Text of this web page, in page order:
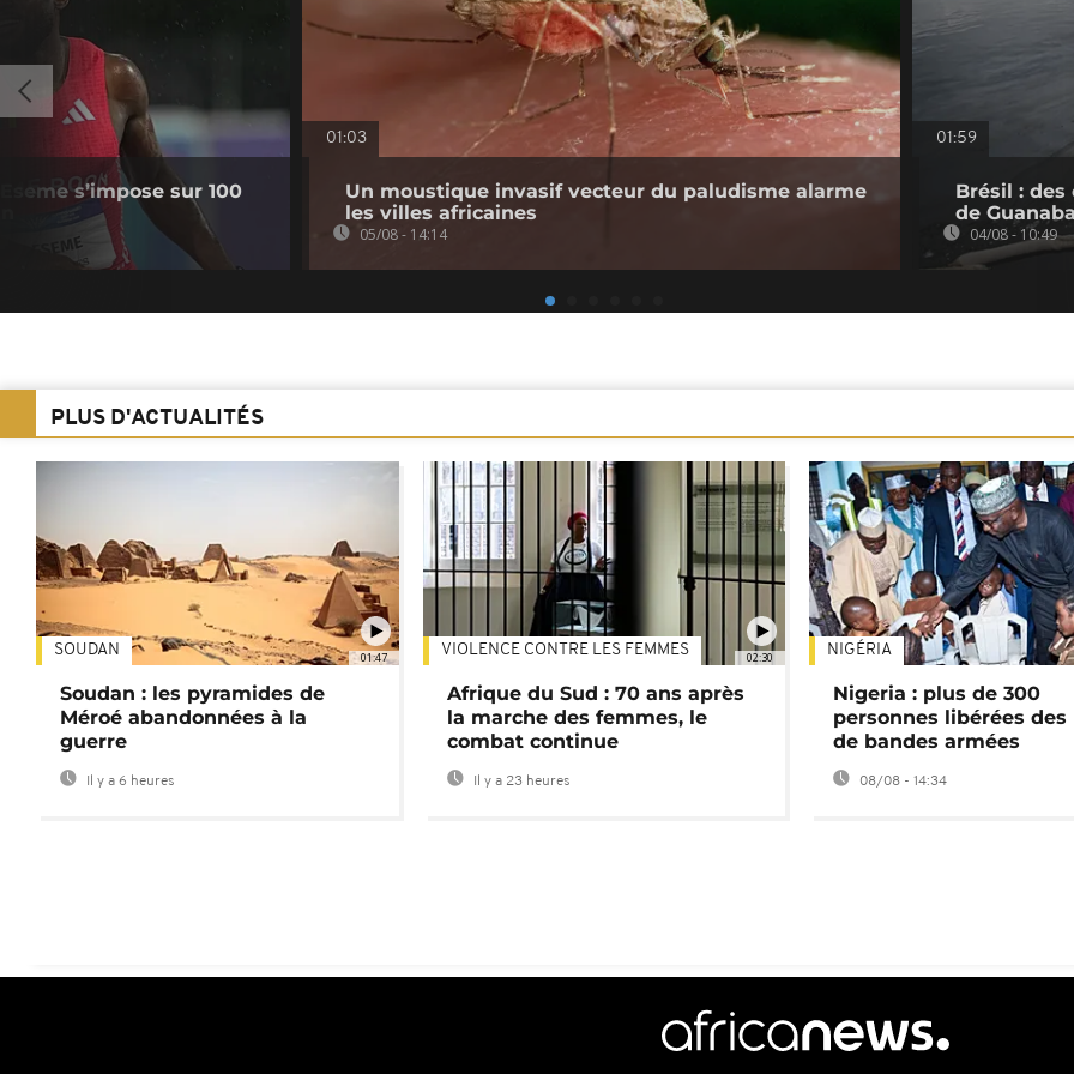
s’impose sur 100
01:03
Un moustique invasif vecteur du paludisme alarme
les villes africaines
05/08 - 14:14
01:59
Brésil : des
de
04/08 - 10:49
PLUS D'ACTUALITÉS
01:47
SOUDAN
Soudan : les pyramides de
Méroé abandonnées à la
guerre
Il y a 6 heures
02:30
VIOLENCE CONTRE LES FEMMES
Afrique du Sud : 70 ans après
la marche des femmes, le
combat continue
Il y a 23 heures
NIGÉRIA
Nigeria : plus de 300
personnes libérées des
de bandes armées
08/08 - 14:34